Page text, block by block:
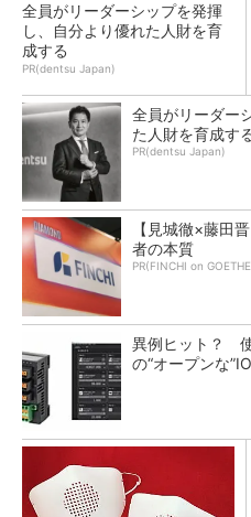
全員がリーダーシップを発揮
し、自分より優れた人財を育
成する
PR(dentsu Japan)
全員がリーダー
た人財を育成す
PR(dentsu Japan)
【見城徹×藤田
者の本質
PR(FINCHI on
異例ヒット？
の“オープンな